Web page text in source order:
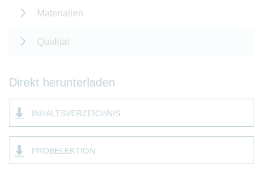
Materialien
Qualität
Direkt herunterladen
INHALTSVERZEICHNIS
PROBELEKTION